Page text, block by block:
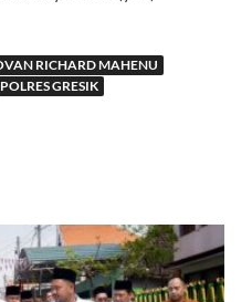
RICHARD MAHENU
POLRES GRESIK